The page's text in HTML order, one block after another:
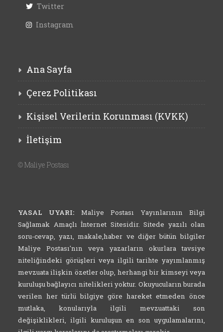
Twitter
Instagram
Ana Sayfa
Çerez Politikası
Kişisel Verilerin Korunması (KVKK)
İletişim
©Maliye Postası
YASAL UYARI: Maliye Postası Yayınlarının Bilgi
Sağlamak Amaçlı İnternet Sitesidir. Sitede yazılı olan
soru-cevap, yazı, makale,haber ve diğer bütün bilgiler
Maliye Postası'nın veya yazarların okurlara tavsiye
niteliğindeki görüşleri veya ilgili tarihte yayımlanmış
mevzuata ilişkin özetler olup, herhangi bir kimseyi veya
kuruluşu bağlayıcı nitelikleri yoktur. Okuyucuların burada
verilen her türlü bilgiye göre hareket etmeden önce
mutlaka, konularıyla ilgili mevzuattaki son
değişiklikleri, ilgili kuruluşun en son uygulamalarını,